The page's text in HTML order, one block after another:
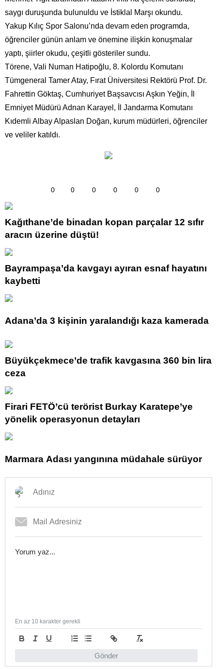
saygı duruşunda bulunuldu ve İstiklal Marşı okundu.
Yakup Kılıç Spor Salonu’nda devam eden programda,
öğrenciler günün anlam ve önemine ilişkin konuşmalar
yaptı, şiirler okudu, çeşitli gösteriler sundu.
Törene, Vali Numan Hatipoğlu, 8. Kolordu Komutanı
Tümgeneral Tamer Atay, Fırat Üniversitesi Rektörü Prof. Dr.
Fahrettin Göktaş, Cumhuriyet Başsavcısı Aşkın Yeğin, İl
Emniyet Müdürü Adnan Karayel, İl Jandarma Komutanı
Kıdemli Albay Alpaslan Doğan, kurum müdürleri, öğrenciler
ve veliler katıldı.
0 0 0 0 0 0
Kağıthane’de binadan kopan parçalar 12 sıfır
aracın üzerine düştü!
Bayrampaşa’da kavgayı ayıran esnaf hayatını
kaybetti
Adana’da 3 kişinin yaralandığı kaza kamerada
Büyükçekmece’de trafik kavgasına 360 bin lira
ceza
Firari FETÖ’cü terörist Burkay Karatepe’ye
yönelik operasyonun detayları
Marmara Adası yangınına müdahale sürüyor
Gönder
En az 10 karakter gerekli